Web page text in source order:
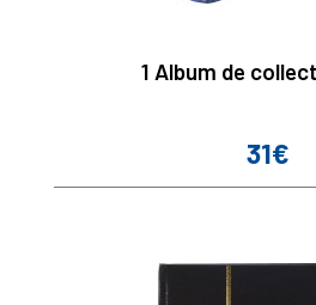
1 Album de
Prix
31€